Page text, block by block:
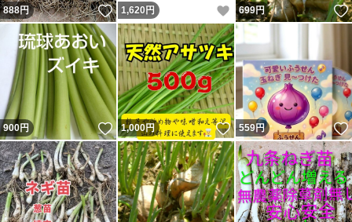
888円 いいね！
1,620 円 いいね！
699円
900円 いいね！
1,000円 いいね！
559円